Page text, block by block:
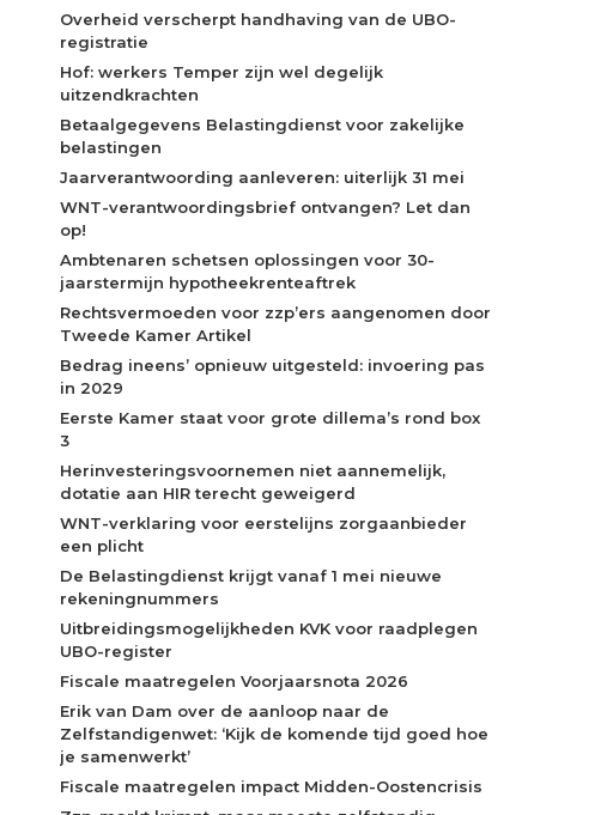
Overheid verscherpt handhaving van de UBO-
registratie
Hof: werkers Temper zijn wel degelijk
uitzendkrachten
Betaalgegevens Belastingdienst voor zakelijke
belastingen
Jaarverantwoording aanleveren: uiterlijk 31 mei
WNT-verantwoordingsbrief ontvangen? Let dan
op!
Ambtenaren schetsen oplossingen voor 30-
jaarstermijn hypotheekrenteaftrek
Rechtsvermoeden voor zzp’ers aangenomen door
Tweede Kamer Artikel
Bedrag ineens’ opnieuw uitgesteld: invoering pas
in 2029
Eerste Kamer staat voor grote dillema’s rond box
3
Herinvesteringsvoornemen niet aannemelijk,
dotatie aan HIR terecht geweigerd
WNT-verklaring voor eerstelijns zorgaanbieder
een plicht
De Belastingdienst krijgt vanaf 1 mei nieuwe
rekeningnummers
Uitbreidingsmogelijkheden KVK voor raadplegen
UBO-register
Fiscale maatregelen Voorjaarsnota 2026
Erik van Dam over de aanloop naar de
Zelfstandigenwet: ‘Kijk de komende tijd goed hoe
je samenwerkt’
Fiscale maatregelen impact Midden-Oostencrisis